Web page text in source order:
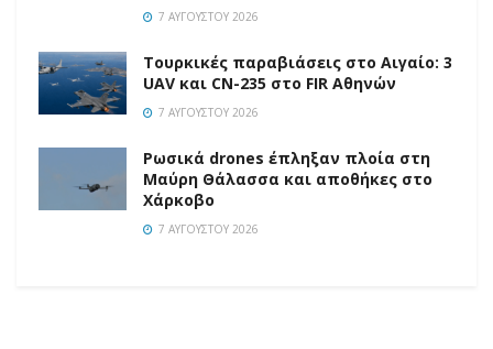
7 ΑΥΓΟΎΣΤΟΥ 2026
Τουρκικές παραβιάσεις στο Αιγαίο: 3
UAV και CN-235 στο FIR Αθηνών
7 ΑΥΓΟΎΣΤΟΥ 2026
Ρωσικά drones έπληξαν πλοία στη
Μαύρη Θάλασσα και αποθήκες στο
Χάρκοβο
7 ΑΥΓΟΎΣΤΟΥ 2026